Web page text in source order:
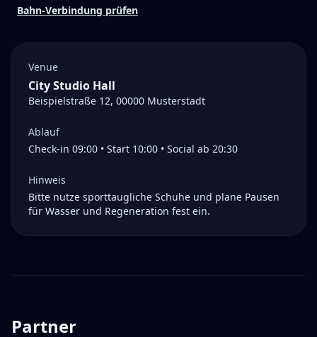
Bahn-Verbindung prüfen
Venue
City Studio Hall
Beispielstraße 12, 00000 Musterstadt
Ablauf
Check-in 09:00 • Start 10:00 • Social ab 20:30
Hinweis
Bitte nutze sporttaugliche Schuhe und plane Pausen
für Wasser und Regeneration fest ein.
Partner